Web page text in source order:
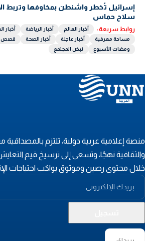
إسرائيل تُخطر واشنطن بمخاوفها وتربط
سلاح حماس
روابط سريعة : أخبار العالم أخبار الرياضة أخبار
مساحة معرفية
أخبار عاجلة أخبار الصحة قصص
ومضات الأسبوع
نبض المجتمع
إعلامية عربية دولية، تلتزم بالمصداقية
نهجًا، وتسعى إلى ترسيخ قيم
محتوى رصين وموثوق يواكب احتياجات